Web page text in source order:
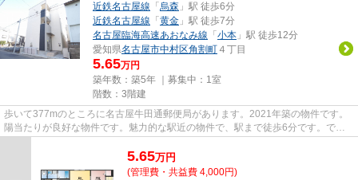
近鉄名古屋線 「 烏森 」駅 徒歩6分
近鉄名古屋線 「 黄金 」駅 徒歩7分
名古屋臨海高速あおなみ線 「 小本 」駅 徒歩12分
愛知県名古屋市中村区角割町 ４丁目
5.65万円
築年数：築5年 ｜募集中： 1室
階数：3階建
歩いて377mのところに名古屋牛田通郵便局があります。2021年築の物件です。
陽当たりが良好な物件です。魅力的な駅近の物件で、駅まで徒歩6分です。でき
5.65万円
(管理費・共益費 4,000円)